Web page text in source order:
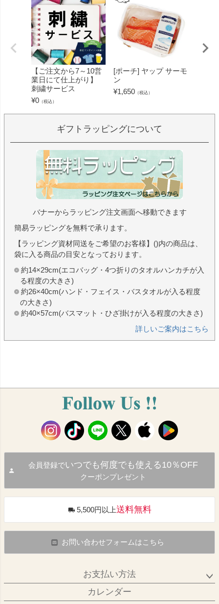
【ご注文から7～10営
業日にて仕上がり】
刺繍サービス
¥0 （税込）
[ポーチ] ヤップ サーモ
ン
¥1,650 （税込）
ギフトラッピングについて
バナーからラッピング注文画面へ移動できます
簡易ラッピングを無料で承ります。
【ラッピング資材同送をご希望のお客様】()内の商品は、
袋に入る商品の目安となっております。
約14×29cm(エコバッグ・4つ折りのタオルハンカチが入
る程度の大きさ)
約26×40cm(ハンド・フェイス・バスタオルが入る程度
の大きさ)
約40×57cm(バスマット・ひざ掛けが入る程度の大きさ)
詳しいご案内はこちら
会員登録でいつでも何度でも使える10％OFF
クーポンプレゼント
5,500円以上送料無料
お問い合わせフォームはこちら
お支払い方法
カレンダー